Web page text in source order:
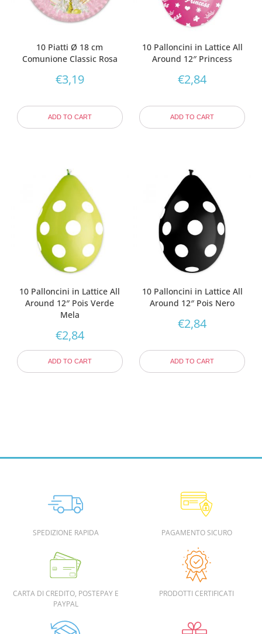
10 Piatti Ø 18 cm
Comunione Classic Rosa
€3,19
ADD TO CART
10 Palloncini in Lattice All
Around 12″ Princess
€2,84
ADD TO CART
10 Palloncini in Lattice All
Around 12″ Pois Verde
Mela
€2,84
ADD TO CART
10 Palloncini in Lattice All
Around 12″ Pois Nero
€2,84
ADD TO CART
SPEDIZIONE RAPIDA PAGAMENTO SICURO
CARTA DI CREDITO, POSTEPAY E
PAYPAL
PRODOTTI CERTIFICATI